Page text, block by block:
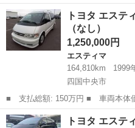
名： トヨタ ■ 車種名： エス
ツインムーンルーフ ■ 排気量：
愛媛 四国中央市
トヨタ エス
（なし）
1,250,000円
エスティマ
164,810km
1999
四国中央市
■ 支払総額: 150万円 ■ 車両本体価格： 1,250,000 円 ■ メーカー
名： トヨタ ■ 車種名： エステ
ス Ｓ／Ｃ ４ＷＤ ■ 排気量：
愛媛 四国中央市
トヨタ エス